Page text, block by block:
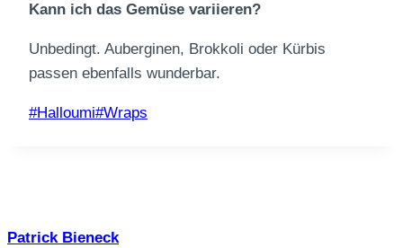
Kann ich das Gemüse variieren?
Unbedingt. Auberginen, Brokkoli oder Kürbis
passen ebenfalls wunderbar.
Schlagworte:
#Halloumi#Wraps
Patrick Bieneck